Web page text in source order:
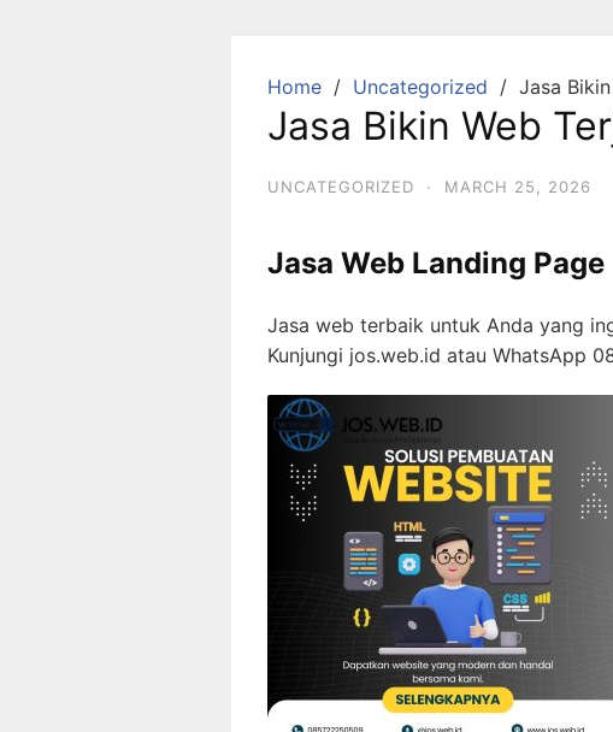
Home Uncategorized Jasa
Jasa Bikin Web
UNCATEGORIZED · MARCH 25, 2026
Jasa Web Landing Page
Jasa web terbaik untuk Anda yang
Kunjungi jos.web.id atau WhatsApp